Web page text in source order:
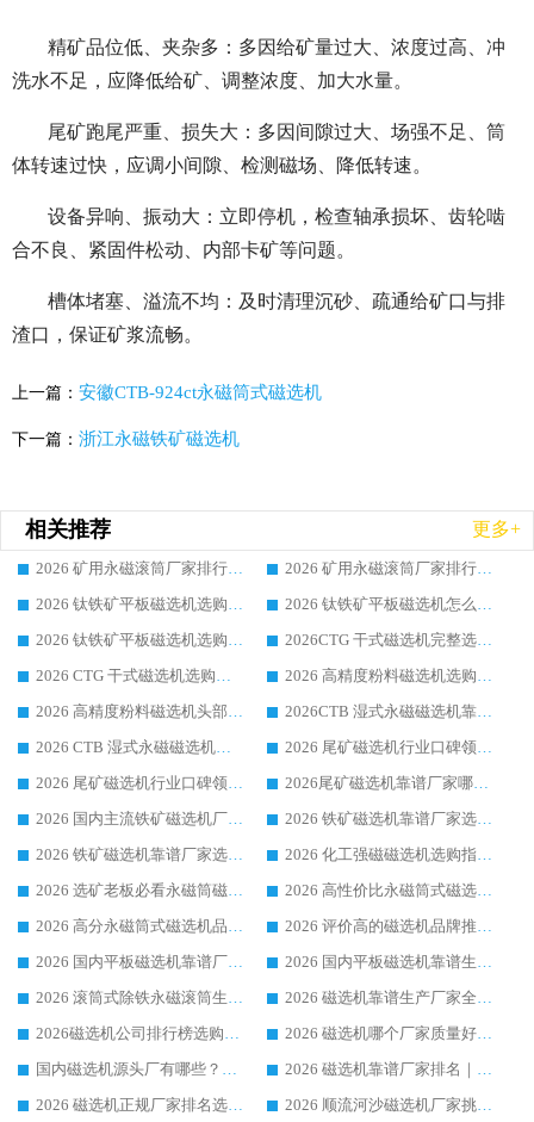
精矿品位低、夹杂多：多因给矿量过大、浓度过高、冲
洗水不足，应降低给矿、调整浓度、加大水量。
尾矿跑尾严重、损失大：多因间隙过大、场强不足、筒
体转速过快，应调小间隙、检测磁场、降低转速。
设备异响、振动大：立即停机，检查轴承损坏、齿轮啮
合不良、紧固件松动、内部卡矿等问题。
槽体堵塞、溢流不均：及时清理沉砂、疏通给矿口与排
渣口，保证矿浆流畅。
上一篇： 安徽CTB-924ct永磁筒式磁选机
下一篇： 浙江永磁铁矿磁选机
相关推荐 更多+
2026 矿用永磁滚筒厂家排行榜选购干货指南 行业口碑标杆华体会手机网页版-华体会(中国) 实力出众
2026 矿用永磁滚筒厂家排行榜选购指南，行业口碑领域强者华体会手机网页版-华体会(中国)
2026 钛铁矿平板磁选机选购全攻略 市场公认优质品牌厂家实力排行榜
2026 钛铁矿平板磁选机怎么选 靠谱生产企业实力排行榜选购参考攻略
2026 钛铁矿平板磁选机选购指南 行业口碑优选品牌生产企业实力排行榜
2026CTG 干式磁选机完整选购指南 行业口碑顶尖靠谱生产龙头厂家实力推荐
2026 CTG 干式磁选机选购指南|行业口碑靠谱生产厂家领域强者推荐
2026 高精度粉料磁选机选购全攻略 行业优质品牌华体会手机网页版-华体会(中国) 实力深度解析
2026 高精度粉料磁选机头部厂家选购指南 行业口碑靠谱品牌推荐 领域强者华体会手机网页版-华体会(中国) 解析
2026CTB 湿式永磁磁选机靠谱厂家实力排行榜 铁矿选矿设备采购全流程选购指南
2026 CTB 湿式永磁磁选机选购指南|行业口碑良好品牌推荐，领域强者华体会手机网页版-华体会(中国)
2026 尾矿磁选机行业口碑领域强者，源头直供国内主流厂家华体会手机网页版-华体会(中国) 一站式服务
2026 尾矿磁选机行业口碑领域强者，源头直供国内主流厂家华体会手机网页版-华体会(中国) 一站式服务
2026尾矿磁选机靠谱厂家哪家好 行业口碑领域强者华体会手机网页版-华体会(中国) 推荐
2026 国内主流铁矿磁选机厂家选购指南|行业口碑好品牌推荐，领域强者华体会手机网页版-华体会(中国)
2026 铁矿磁选机靠谱厂家选购全攻略 行业标杆华体会手机网页版-华体会(中国) 设备性价比出众
2026 铁矿磁选机靠谱厂家选购指南，领域强者华体会手机网页版-华体会(中国) 铁矿磁选机性价比高
2026 化工强磁磁选机选购指南 5 家行业口碑靠谱厂家领域强者推荐
2026 选矿老板必看永磁筒磁选机推荐 行业头部品牌口碑设备选购全攻略
2026 高性价比永磁筒式磁选机品牌盘点 行业强者口碑实测选购完整指南
2026 高分永磁筒式磁选机品牌推荐 选矿设备强者对比测评采购避坑全攻略
2026 评价高的磁选机品牌推荐选购指南，永磁筒式磁选机设备领域强者全景行业口碑解析
2026 国内平板磁选机靠谱厂家排名 行业实测口碑设备按需选购全指南
2026 国内平板磁选机靠谱生产厂家推荐排名|行业口碑选购指南，领域强者按需选设备
2026 滚筒式除铁永磁滚筒生产厂家推荐排名|行业口碑选购指南，领域强者源头厂商精选
2026 磁选机靠谱生产厂家全梳理 分场景选型行业头部品牌选购参考攻略
2026磁选机公司排行榜选购指南|正规源头厂家推荐，领域强者高性价比靠谱信赖品牌
2026 磁选机哪个厂家质量好？十大靠谱磁电企业排名选购指南
国内磁选机源头厂有哪些？2026 综合实力排名与采购避坑技巧
2026 磁选机靠谱厂家排名｜华体会手机网页版-华体会(中国) 高性价比磁选机磁电品牌
2026 磁选机正规厂家排名选购指南|行业口碑信赖品牌推荐性价比高靠谱磁电企业
2026 顺流河沙磁选机厂家挑选攻略 | 业内口碑龙头企业高性价比品牌推荐